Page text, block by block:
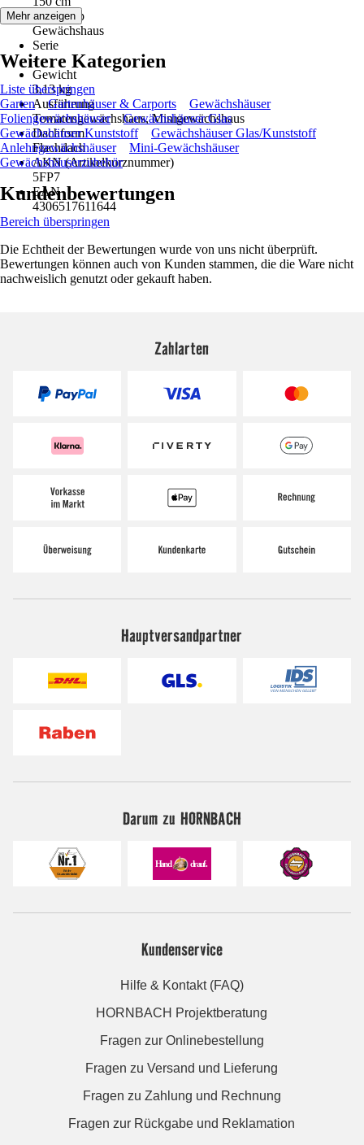
Artikeltyp
Gewächshaus
Serie
-
Gewicht
3,13 kg
Ausführung
Tomatengewächshaus, Minigewächshaus
Dachform
Flachdach
AKN (Artikelkurznummer)
5FP7
EAN
4306517611644
Mehr anzeigen
Weitere Kategorien
Liste überspringen
Garten
Gartenhäuser & Carports
Gewächshäuser
Foliengewächshäuser
Gewächshäuser Glas
Gewächshäuser Kunststoff
Gewächshäuser Glas/Kunststoff
Anlehngewächshäuser
Mini-Gewächshäuser
Gewächshäuserzubehör
Kundenbewertungen
Bereich überspringen
Die Echtheit der Bewertungen wurde von uns nicht überprüft.
Bewertungen können auch von Kunden stammen, die die Ware nicht
nachweislich genutzt oder gekauft haben.
Zahlarten
Hauptversandpartner
Darum zu HORNBACH
Kundenservice
Hilfe & Kontakt (FAQ)
HORNBACH Projektberatung
Fragen zur Onlinebestellung
Fragen zu Versand und Lieferung
Fragen zu Zahlung und Rechnung
Fragen zur Rückgabe und Reklamation